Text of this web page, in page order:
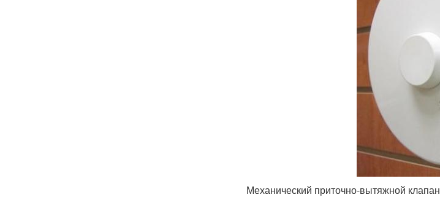
Механический приточно-вытяжной клапан